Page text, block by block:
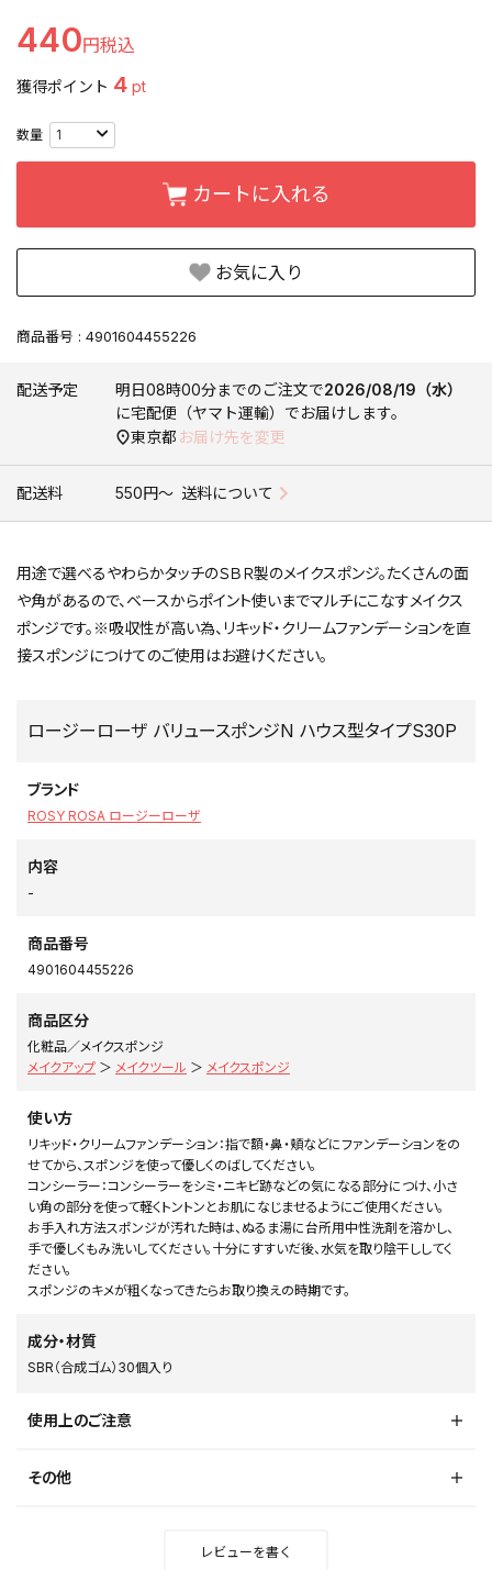
440
獲得ポイント 4 pt
お気に入り
カートに入れる
商品番号 4901604455226
配送予定 明日08時00分までのご注文で2026/08/19（水）
に宅配便（ヤマト運輸） でお届けします。
東京都 お届け先を変更
配送料 550円〜 送料について
用途で選べるやわらかタッチのＳＢＲ製のメイクスポンジ。たくさんの面
や角があるので、ベースからポイント使いまでマルチにこなすメイクス
ポンジです。※吸収性が高い為、リキッド・クリームファンデーションを直
接スポンジにつけてのご使用はお避けください。
ロージーローザ バリュースポンジN ハウス型タイプS30P
ブランド
ROSY ROSA ロージーローザ
内容
-
商品番号
4901604455226
商品区分
化粧品／メイクスポンジ
メイクアップ ＞ メイクツール ＞ メイクスポンジ
使い方
リキッド・クリームファンデーション：指で額・鼻・頬などにファンデーションをの
せてから、スポンジを使って優しくのばしてください。
コンシーラー：コンシーラーをシミ・ニキビ跡などの気になる部分につけ、小さ
い角の部分を使って軽くトントンとお肌になじませるようにご使用ください。
お手入れ方法スポンジが汚れた時は、ぬるま湯に台所用中性洗剤を溶かし、
手で優しくもみ洗いしてください。十分にすすいだ後、水気を取り陰干ししてく
ださい。
スポンジのキメが粗くなってきたらお取り換えの時期です。
成分・材質
SBR（合成ゴム）30個入り
使用上のご注意
その他
レビューを書く